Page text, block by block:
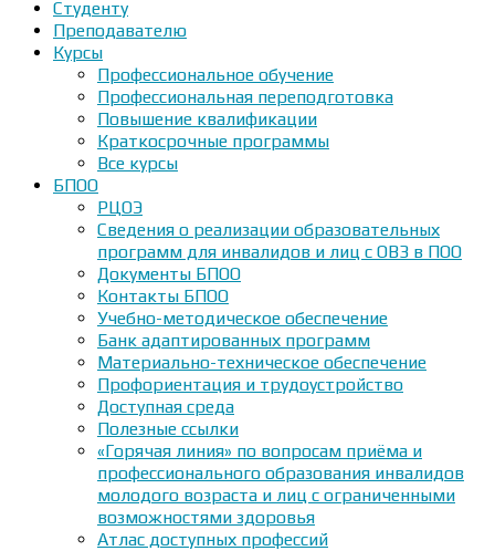
Студенту
Преподавателю
Курсы
Профессиональное обучение
Профессиональная переподготовка
Повышение квалификации
Краткосрочные программы
Все курсы
БПОО
РЦОЭ
Сведения о реализации образовательных
программ для инвалидов и лиц с ОВЗ в ПОО
Документы БПОО
Контакты БПОО
Учебно-методическое обеспечение
Банк адаптированных программ
Материально-техническое обеспечение
Профориентация и трудоустройство
Доступная среда
Полезные ссылки
«Горячая линия» по вопросам приёма и
профессионального образования инвалидов
молодого возраста и лиц с ограниченными
возможностями здоровья
Атлас доступных профессий